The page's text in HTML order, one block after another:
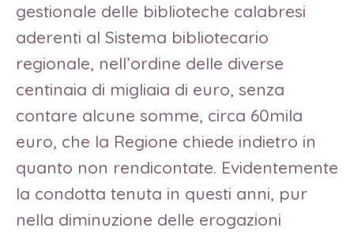
gestionale delle biblioteche calabresi
aderenti al Sistema bibliotecario
regionale, nell’ordine delle diverse
centinaia di migliaia di euro, senza
contare alcune somme, circa 60mila
euro, che la Regione chiede indietro in
quanto non rendicontate. Evidentemente
la condotta tenuta in questi anni, pur
nella diminuzione delle erogazioni